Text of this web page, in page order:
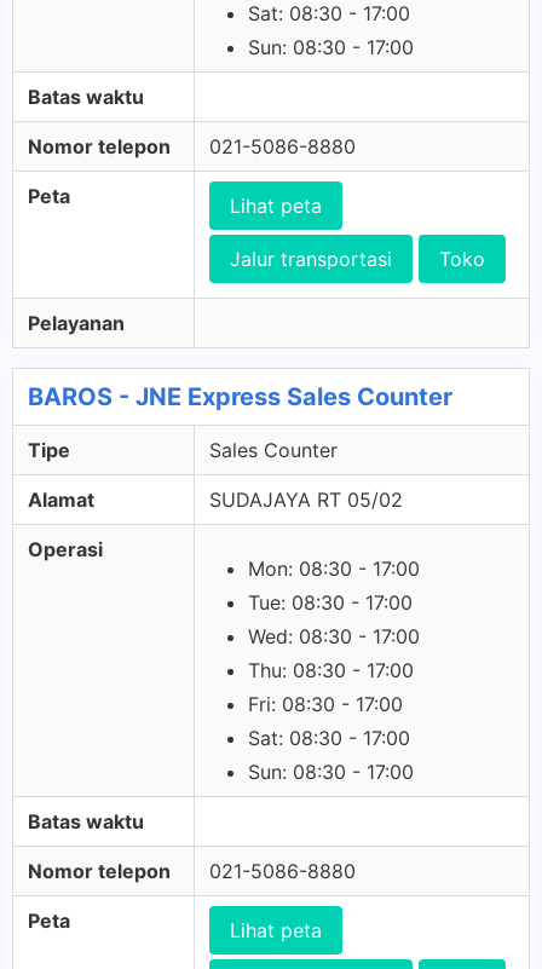
Sat: 08:30 - 17:00
Sun: 08:30 - 17:00
Batas waktu
Nomor telepon 021-5086-8880
Peta Lihat peta
Jalur transportasi Toko
Pelayanan
BAROS - JNE Express Sales Counter
Tipe Sales Counter
Alamat SUDAJAYA RT 05/02
Operasi
Mon: 08:30 - 17:00
Tue: 08:30 - 17:00
Wed: 08:30 - 17:00
Thu: 08:30 - 17:00
Fri: 08:30 - 17:00
Sat: 08:30 - 17:00
Sun: 08:30 - 17:00
Batas waktu
Nomor telepon 021-5086-8880
Peta Lihat peta